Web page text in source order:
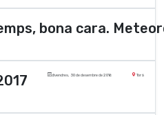
bona cara.
divendres, 30 de desembre de 2016 Torà